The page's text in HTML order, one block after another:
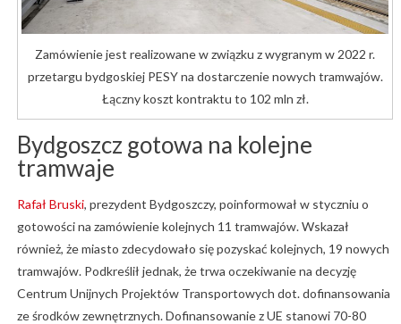
Zamówienie jest realizowane w związku z wygranym w 2022 r.
przetargu bydgoskiej PESY na dostarczenie nowych tramwajów.
Łączny koszt kontraktu to 102 mln zł.
Bydgoszcz gotowa na kolejne
tramwaje
Rafał Bruski, prezydent Bydgoszczy, poinformował w styczniu o
gotowości na zamówienie kolejnych 11 tramwajów. Wskazał
również, że miasto zdecydowało się pozyskać kolejnych, 19 nowych
tramwajów. Podkreślił jednak, że trwa oczekiwanie na decyzję
Centrum Unijnych Projektów Transportowych dot. dofinansowania
ze środków zewnętrznych. Dofinansowanie z UE stanowi 70-80